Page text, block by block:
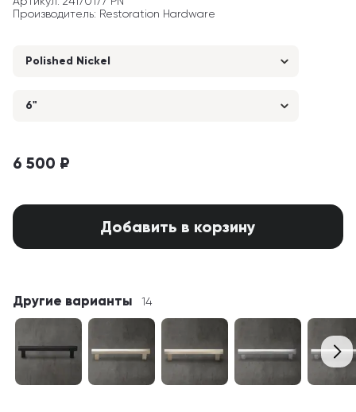
Производитель: Restoration Hardware
Polished Nickel
6"
6 500 ₽
Добавить в корзину
Другие варианты 14